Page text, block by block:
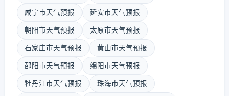
咸宁市天气预报 延安市天气预报
朝阳市天气预报 太原市天气预报
石家庄市天气预报 黄山市天气预报
邵阳市天气预报 绵阳市天气预报
牡丹江市天气预报 珠海市天气预报